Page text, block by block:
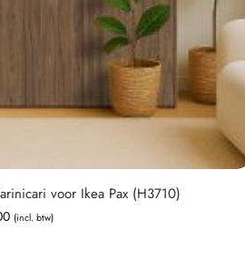
voor Ikea Pax (H3710)
(incl. btw)